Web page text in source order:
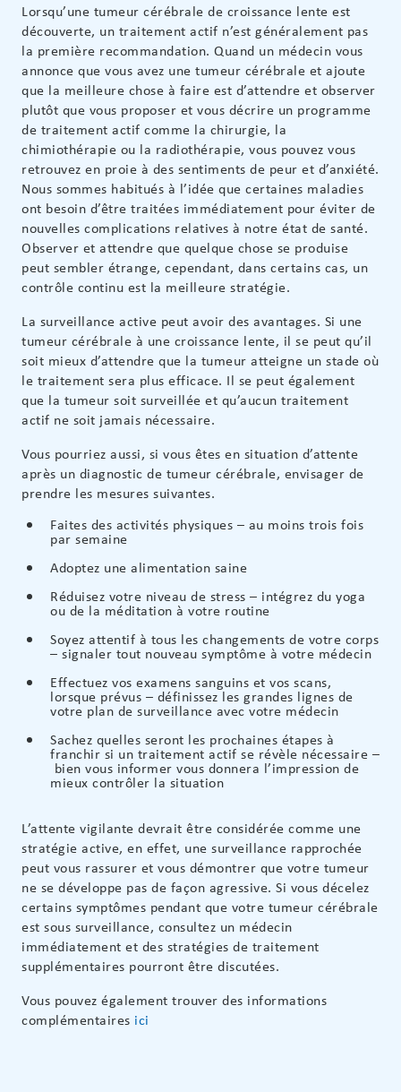
Lorsqu’une tumeur cérébrale de croissance lente est
découverte, un traitement actif n’est généralement pas
la première recommandation. Quand un médecin vous
annonce que vous avez une tumeur cérébrale et ajoute
que la meilleure chose à faire est d’attendre et observer
plutôt que vous proposer et vous décrire un programme
de traitement actif comme la chirurgie, la
chimiothérapie ou la radiothérapie, vous pouvez vous
retrouvez en proie à des sentiments de peur et d’anxiété.
Nous sommes habitués à l’idée que certaines maladies
ont besoin d’être traitées immédiatement pour éviter de
nouvelles complications relatives à notre état de santé.
Observer et attendre que quelque chose se produise
peut sembler étrange, cependant, dans certains cas, un
contrôle continu est la meilleure stratégie.
La surveillance active peut avoir des avantages. Si une
tumeur cérébrale à une croissance lente, il se peut qu’il
soit mieux d’attendre que la tumeur atteigne un stade où
le traitement sera plus efficace. Il se peut également
que la tumeur soit surveillée et qu’aucun traitement
actif ne soit jamais nécessaire.
Vous pourriez aussi, si vous êtes en situation d’attente
après un diagnostic de tumeur cérébrale, envisager de
prendre les mesures suivantes.
Faites des activités physiques – au moins trois fois
par semaine
Adoptez une alimentation saine
Réduisez votre niveau de stress – intégrez du yoga
ou de la méditation à votre routine
Soyez attentif à tous les changements de votre corps
– signaler tout nouveau symptôme à votre médecin
Effectuez vos examens sanguins et vos scans,
lorsque prévus – définissez les grandes lignes de
votre plan de surveillance avec votre médecin
Sachez quelles seront les prochaines étapes à
franchir si un traitement actif se révèle nécessaire –
bien vous informer vous donnera l’impression de
mieux contrôler la situation
L’attente vigilante devrait être considérée comme une
stratégie active, en effet, une surveillance rapprochée
peut vous rassurer et vous démontrer que votre tumeur
ne se développe pas de façon agressive. Si vous décelez
certains symptômes pendant que votre tumeur cérébrale
est sous surveillance, consultez un médecin
immédiatement et des stratégies de traitement
supplémentaires pourront être discutées.
Vous pouvez également trouver des informations
complémentaires ici